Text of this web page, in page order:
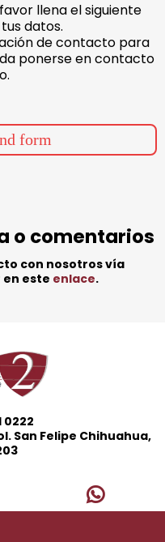
llena el siguiente
datos.
de contacto para
ponerse en contacto
form
o comentarios
con nosotros vía
este enlace.
0222
San Felipe Chihuahua,